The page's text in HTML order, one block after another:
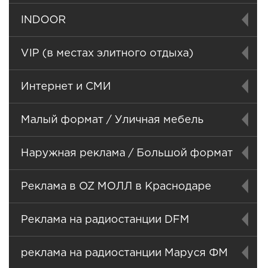
INDOOR
VIP (в местах элитного отдыха)
Интернет и СМИ
Малый формат / Уличная мебель
Наружная реклама / Большой формат
Реклама в OZ МОЛЛ в Краснодаре
Реклама на радиостанции DFM
реклама на радиостанции Маруся ФМ